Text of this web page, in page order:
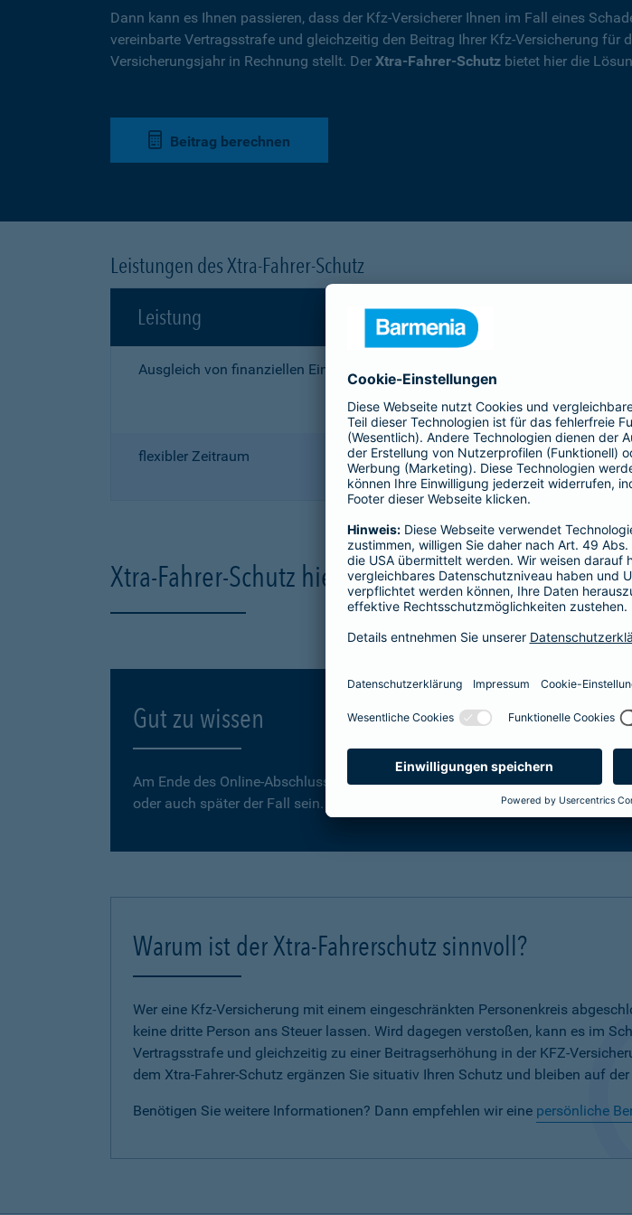
Dann kann es Ihnen passieren, dass der Kfz-Versicherer Ihnen im Fall eines
vereinbarte Vertragsstrafe und gleichzeitig den Beitrag Ihrer Kfz-Versicherung für
Versicherungsjahr in Rechnung stellt. Der Xtra-Fahrer-Schutz bietet hier die
Beitrag berechnen
Leistungen des Xtra-Fahrer-Schutz
Leistung
Ausgleich von finanziellen Einbußen
die Ihnen nach
Ihnen wegen
Fahrerkreises in
flexibler Zeitraum
1, 2 oder 3 Tage
1, 2 oder 3
Xtra-Fahrer-Schutz hier online berechnen und
Gut zu wissen
Am Ende des Online-Abschlusses können Sie selbst bestimmen, ab wann Ihr
oder auch später der Fall sein.
Warum ist der Xtra-Fahrerschutz sinnvoll?
Wer eine Kfz-Versicherung mit einem eingeschränkten Personenkreis
keine dritte Person ans Steuer lassen. Wird dagegen verstoßen, kann es im
Vertragsstrafe und gleichzeitig zu einer Beitragserhöhung in der KFZ-
dem Xtra-Fahrer-Schutz ergänzen Sie situativ Ihren Schutz und bleiben auf
Benötigen Sie weitere Informationen? Dann empfehlen wir eine persönliche